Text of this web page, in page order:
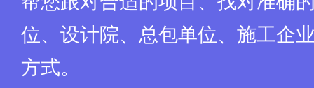
位、设计院、总包单位、施工企
方式。